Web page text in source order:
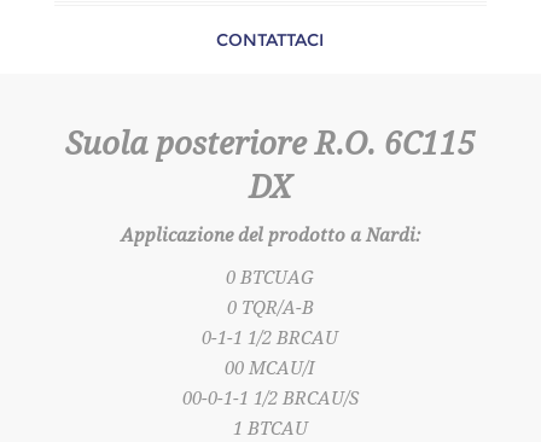
CONTATTACI
Suola posteriore R.O. 6C115
DX
Applicazione del prodotto a Nardi:
0 BTCUAG
0 TQR/A-B
0-1-1 1/2 BRCAU
00 MCAU/I
00-0-1-1 1/2 BRCAU/S
1 BTCAU